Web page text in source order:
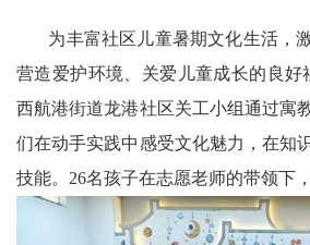
天
府
技
天
为丰富社区儿童暑期文化生活，激
营造爱护环境、关爱儿童成长的良好
西航港街道龙港社区关工小组通过寓
们在动手实践中感受文化魅力，在知
技能。26名孩子在志愿老师的带领下